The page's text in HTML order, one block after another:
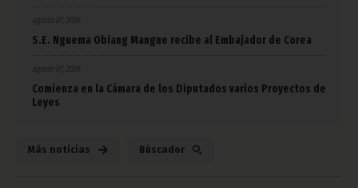
agosto 07, 2026
S.E. Nguema Obiang Mangue recibe al Embajador de Corea
agosto 07, 2026
Comienza en la Cámara de los Diputados varios Proyectos de
Leyes
Más noticias Búscador